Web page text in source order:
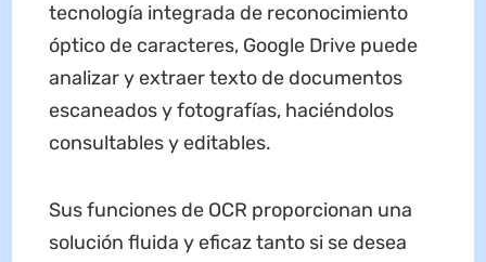
tecnología integrada de reconocimiento
óptico de caracteres, Google Drive puede
analizar y extraer texto de documentos
escaneados y fotografías, haciéndolos
consultables y editables.
Sus funciones de OCR proporcionan una
solución fluida y eficaz tanto si se desea